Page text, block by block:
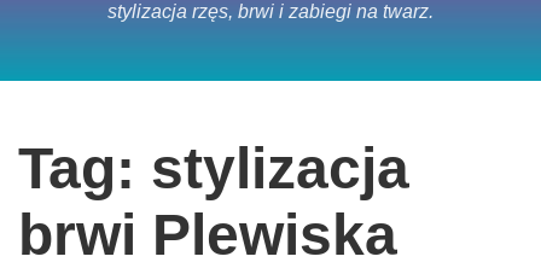
stylizacja rzęs, brwi i zabiegi na twarz.
Tag: stylizacja
brwi Plewiska